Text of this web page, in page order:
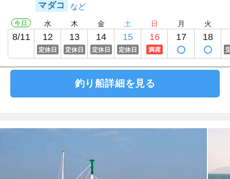
マダコ
今日
8/11
水
12
定休日
木
13
定休日
金
14
定休日
土
15
定休日
日
16
満席
月
17
火
18
釣り船詳細を見る